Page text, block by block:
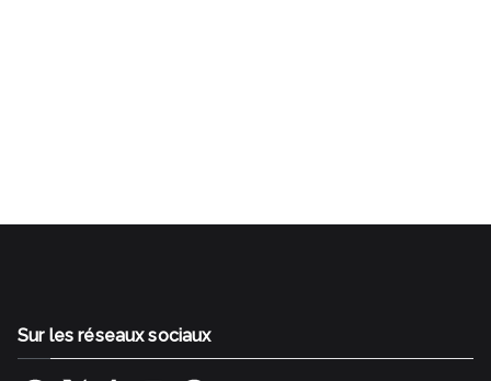
Sur les réseaux sociaux